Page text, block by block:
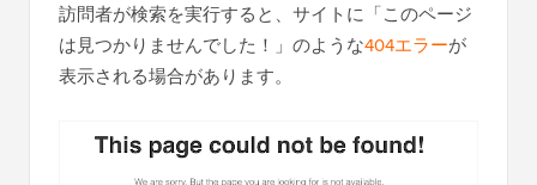
訪問者が検索を実行すると、サイトに「このページ
は見つかりませんでした！」のような404エラーが
表示される場合があります。